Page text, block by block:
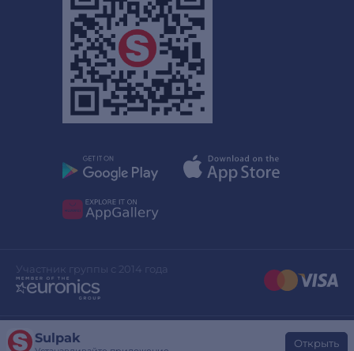
Sulpak Открыть
Участник группы с 2014 года